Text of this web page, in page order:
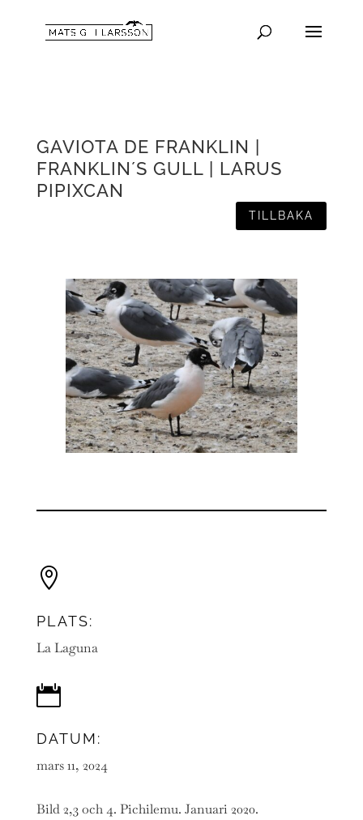
GAVIOTA DE FRANKLIN |
FRANKLIN´S GULL | LARUS
PIPIXCAN
TILLBAKA

PLATS:
La Laguna

DATUM:
mars 11, 2024
Bild 2,3 och 4. Pichilemu. Januari 2020.